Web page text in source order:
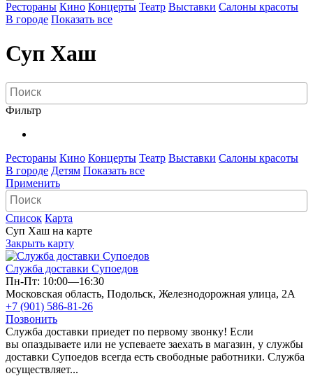
Рестораны Кино Концерты Театр Выставки Салоны красоты
В городе Показать все
Суп Хаш
Фильтр
Рестораны Кино Концерты Театр Выставки Салоны красоты
В городе Детям Показать все
Применить
Список Карта
Суп Хаш на карте
Закрыть карту
Служба доставки Супоедов
Пн-Пт: 10:00—16:30
Московская область, Подольск, Железнодорожная улица, 2А
+7 (901) 586-81-26
Позвонить
Служба доставки приедет по первому звонку! Если
вы опаздываете или не успеваете заехать в магазин, у службы
доставки Супоедов всегда есть свободные работники. Служба
осуществляет...